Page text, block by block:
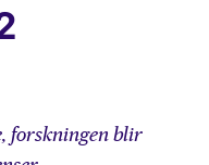
forskningen blir